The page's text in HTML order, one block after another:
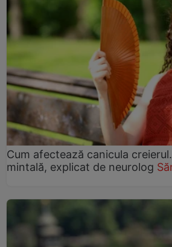
Cum afectează canicula
mintală, explicat de neurolog